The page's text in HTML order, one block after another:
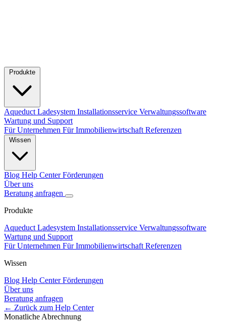
Aqueduct Ladesystem Installationsservice Verwaltungssoftware
Wartung und Support
Für Unternehmen Für Immobilienwirtschaft Referenzen
Blog Help CenterFörderungen
Über uns
Beratung anfragen
Produkte
Aqueduct Ladesystem Installationsservice Verwaltungssoftware
Wartung und Support
Für Unternehmen Für Immobilienwirtschaft Referenzen
Wissen
Blog Help CenterFörderungen
Über uns
Beratung anfragen
← Zurück zum Help Center
Monatliche Abrechnung